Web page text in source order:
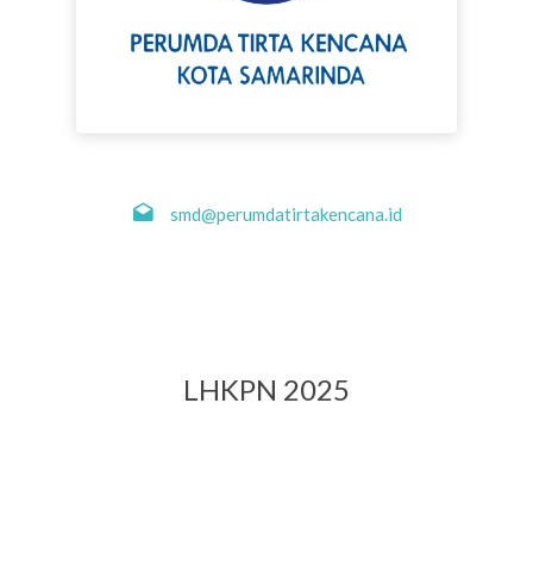
smd@perumdatirtakencana.id
LHKPN 2025